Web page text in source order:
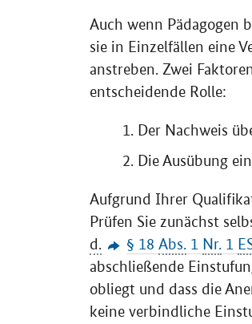
Auch wenn Pädagogen
sie in Einzelfällen eine
anstreben. Zwei
entscheidende Rolle:
Der Nachweis
Die Ausübung
Aufgrund Ihrer
Prüfen Sie zunächst
d.
§ 18 Abs. 1 Nr. 1
abschließende
obliegt und dass die
keine verbindliche